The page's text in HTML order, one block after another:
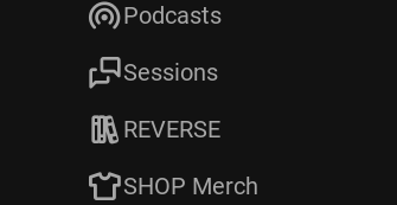
Podcasts
Sessions
REVERSE
SHOP Merch